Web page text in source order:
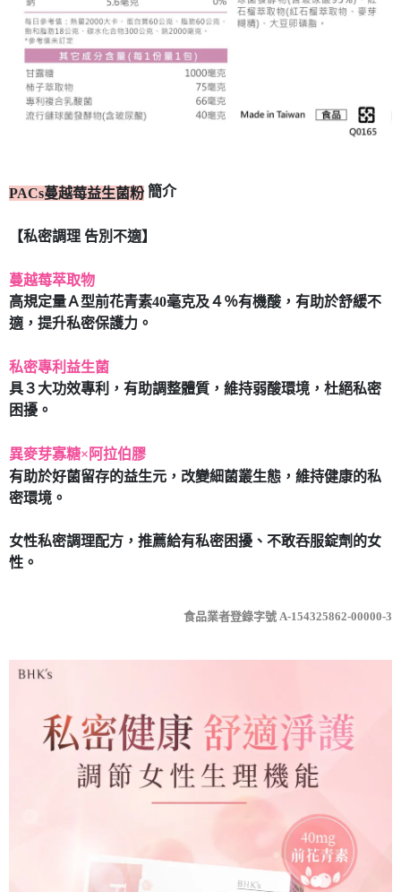
PACs蔓越莓益生菌粉簡介
【私密調理 告別不適】
蔓越莓萃取物
高規定量Ａ型前花青素40毫克及４％有機酸，有助於舒緩不
適，提升私密保護力。
私密專利益生菌
具３大功效專利，有助調整體質，維持弱酸環境，杜絕私密
困擾。
異麥芽寡糖×阿拉伯膠
有助於好菌留存的益生元，改變細菌叢生態，維持健康的私
密環境。
女性私密調理配方，推薦給有私密困擾、不敢吞服錠劑的女
性。
食品業者登錄字號 A-154325862-00000-3